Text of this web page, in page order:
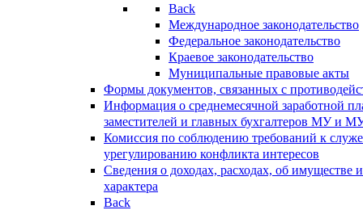
Back
Международное законодательство
Федеральное законодательство
Краевое законодательство
Муниципальные правовые акты
Формы документов, связанных с
Информация о среднемесячной заработной
заместителей и главных бухгалтеров МУ и
Комиссия по соблюдению требований к
урегулированию конфликта интересов
Сведения о доходах, расходах, об имуществе
характера
Back